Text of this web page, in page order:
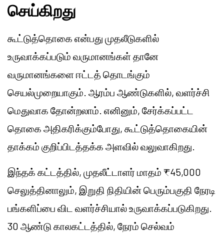
செய்கிறது
கூட்டுத்தொகை என்பது முதலீடுகளில்
உருவாக்கப்படும் வருமானங்கள் தானே
வருமானங்களை ஈட்டத் தொடங்கும்
செயல்முறையாகும். ஆரம்ப ஆண்டுகளில், வளர்ச்சி
மெதுவாக தோன்றலாம். எனினும், சேர்க்கப்பட்ட
தொகை அதிகரிக்கும்போது, ​​கூட்டுத்தொகையின்
தாக்கம் குறிப்பிடத்தக்க அளவில் வலுவாகிறது.
இந்தக் கட்டத்தில், முதலீட்டாளர் மாதம் ₹45,000
செலுத்தினாலும், இறுதி நிதியின் பெரும்பகுதி நேரடி
பங்களிப்பை விட வளர்ச்சியால் உருவாக்கப்படுகிறது.
30 ஆண்டு காலகட்டத்தில், நேரம் செல்வம்